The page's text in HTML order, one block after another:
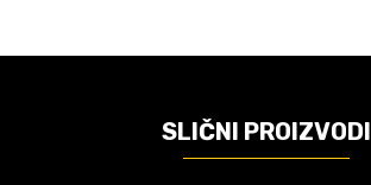
SLIČNI PROIZVODI